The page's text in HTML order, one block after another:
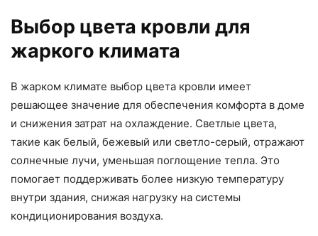
Выбор цвета кровли для
жаркого климата
В жарком климате выбор цвета кровли имеет
решающее значение для обеспечения комфорта в доме
и снижения затрат на охлаждение. Светлые цвета,
такие как белый, бежевый или светло-серый, отражают
солнечные лучи, уменьшая поглощение тепла. Это
помогает поддерживать более низкую температуру
внутри здания, снижая нагрузку на системы
кондиционирования воздуха.